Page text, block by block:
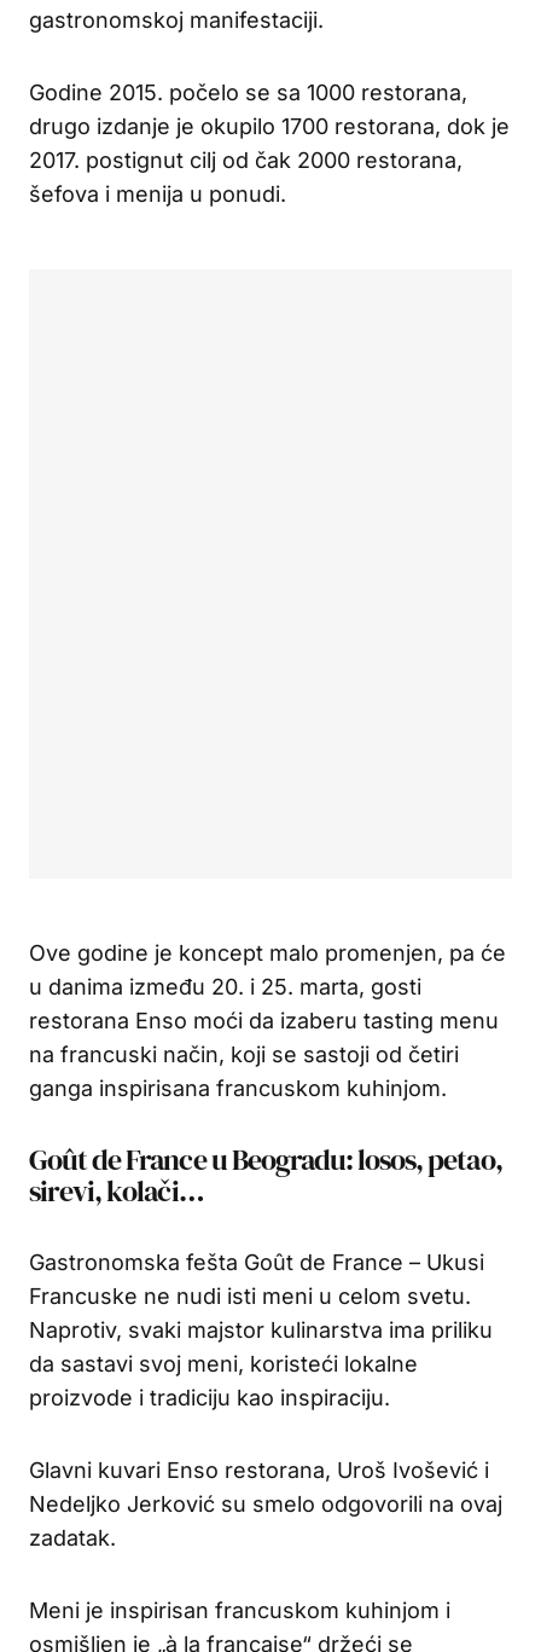
gastronomskoj manifestaciji.
Godine 2015. počelo se sa 1000 restorana,
drugo izdanje je okupilo 1700 restorana, dok je
2017. postignut cilj od čak 2000 restorana,
šefova i menija u ponudi.
Ove godine je koncept malo promenjen, pa će
u danima između 20. i 25. marta, gosti
restorana Enso moći da izaberu tasting menu
na francuski način, koji se sastoji od četiri
ganga inspirisana francuskom kuhinjom.
Goût de France u Beogradu: losos, petao,
sirevi, kolači…
Gastronomska fešta Goût de France – Ukusi
Francuske ne nudi isti meni u celom svetu.
Naprotiv, svaki majstor kulinarstva ima priliku
da sastavi svoj meni, koristeći lokalne
proizvode i tradiciju kao inspiraciju.
Glavni kuvari Enso restorana, Uroš Ivošević i
Nedeljko Jerković su smelo odgovorili na ovaj
zadatak.
Meni je inspirisan francuskom kuhinjom i
osmišljen je „à la française“ držeći se